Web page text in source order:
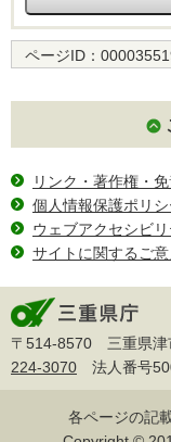
ページID：
リンク・著作権・
個人情報保護ポリシ
ウェブアクセシビリ
サイトに関するご
〒514-8570 三重県津
224-3070 法人番号
各ページの記